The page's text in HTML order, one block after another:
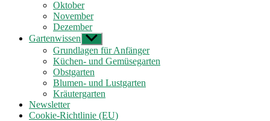
Oktober
November
Dezember
Gartenwissen Untermenü
anzeigen
Grundlagen für Anfänger
Küchen- und Gemüsegarten
Obstgarten
Blumen- und Lustgarten
Kräutergarten
Newsletter
Cookie-Richtlinie (EU)